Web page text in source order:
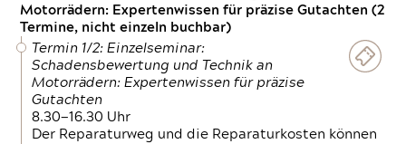
Motorrädern: Expertenwissen für präzise Gutachten (2
Termine, nicht einzeln buchbar)
Termin 1/2: Einzelseminar:
Schadensbewertung und Technik an
Motorrädern: Expertenwissen für präzise
Gutachten
8.30—16.30 Uhr
Der Reparaturweg und die Reparaturkosten können